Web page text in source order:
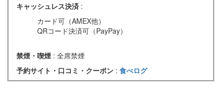
キャッシュレス決済 :
カード可（AMEX他）
QRコード決済可（PayPay）
禁煙・喫煙 : 全席禁煙
予約サイト・口コミ・クーポン : 食べログ